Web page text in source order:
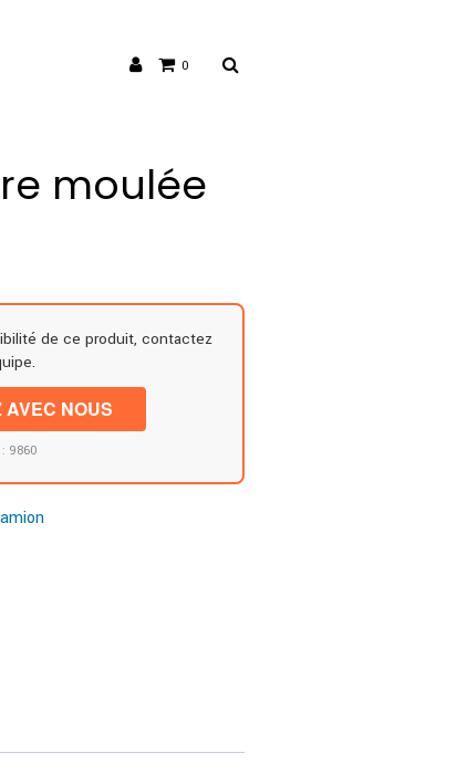
0
moulée
de ce produit, contactez
AVEC NOUS
9860